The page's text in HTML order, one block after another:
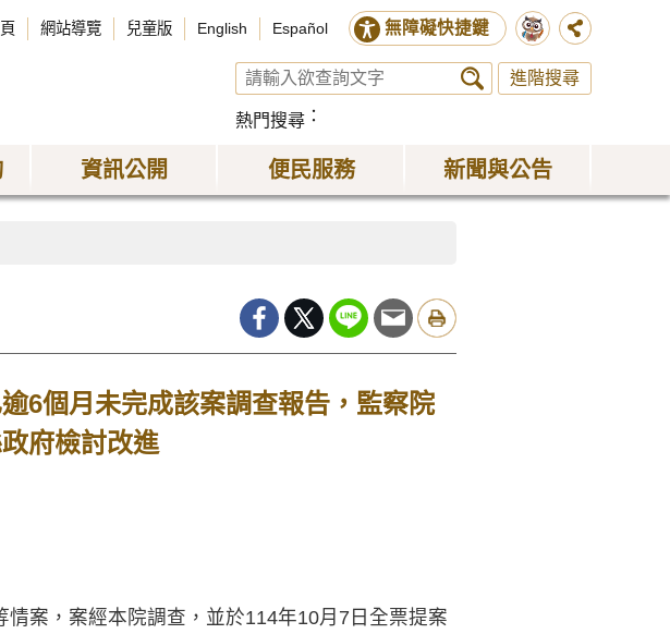
網站導覽 兒童版 English Español 無障礙快捷鍵
進階搜尋
熱門搜尋
資訊公開 便民服務 新聞與公告
6個月未完成該案調查報告，監察院
府檢討改進
案，案經本院調查，並於114年10月7日全票提案